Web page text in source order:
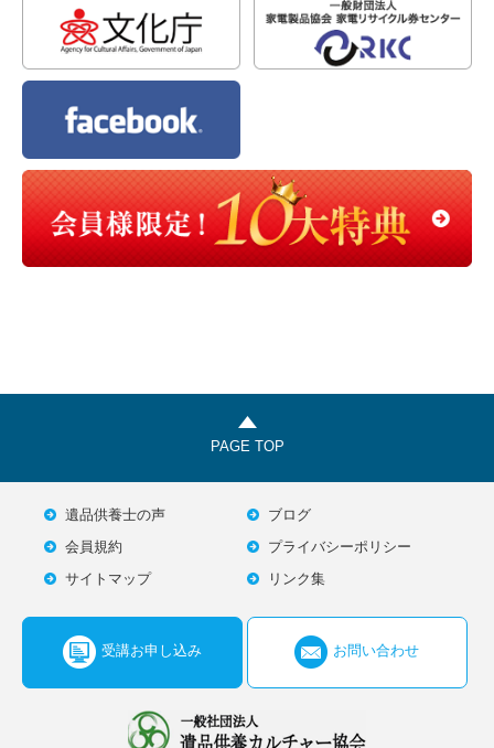
PAGE TOP
遺品供養士の声
ブログ
会員規約
プライバシーポリシー
サイトマップ
リンク集
受講お申し込み お問い合わせ